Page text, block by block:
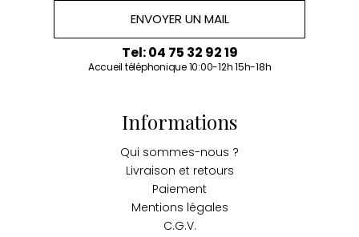
ENVOYER UN MAIL
Tel: 04 75 32 92 19
Accueil téléphonique 10:00-12h 15h-18h
Informations
Qui sommes-nous ?
Livraison et retours
Paiement
Mentions légales
C.G.V.